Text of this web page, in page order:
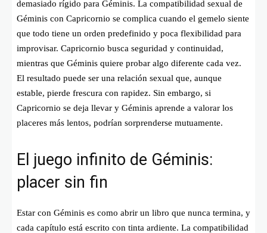
demasiado rígido para Géminis. La compatibilidad sexual de
Géminis con Capricornio se complica cuando el gemelo siente
que todo tiene un orden predefinido y poca flexibilidad para
improvisar. Capricornio busca seguridad y continuidad,
mientras que Géminis quiere probar algo diferente cada vez.
El resultado puede ser una relación sexual que, aunque
estable, pierde frescura con rapidez. Sin embargo, si
Capricornio se deja llevar y Géminis aprende a valorar los
placeres más lentos, podrían sorprenderse mutuamente.
El juego infinito de Géminis:
placer sin fin
Estar con Géminis es como abrir un libro que nunca termina, y
cada capítulo está escrito con tinta ardiente. La compatibilidad